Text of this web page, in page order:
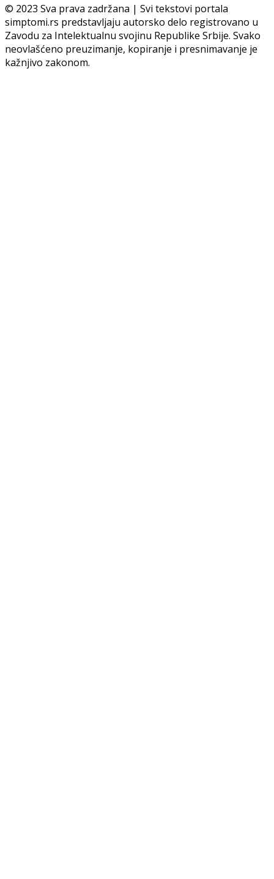
© 2023 Sva prava zadržana | Svi tekstovi portala
simptomi.rs predstavljaju autorsko delo registrovano u
Zavodu za Intelektualnu svojinu Republike Srbije. Svako
neovlašćeno preuzimanje, kopiranje i presnimavanje je
kažnjivo zakonom.